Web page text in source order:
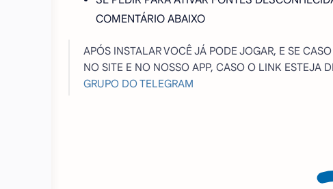
COMENTÁRIO ABAIXO
APÓS INSTALAR VOCÊ JÁ PODE JOGAR, E SE
NO SITE E NO NOSSO APP, CASO O LINK ESTEJA
GRUPO DO TELEGRAM